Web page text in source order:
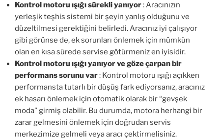
Kontrol motoru ışığı sürekli yanıyor: Aracınızın
yerleşik teşhis sistemi bir şeyin yanlış olduğunu ve
düzeltilmesi gerektiğini belirledi. Aracınız iyi çalışıyor
gibi görünse de, ek sorunları önlemek için mümkün
olan en kısa sürede servise götürmeniz en iyisidir.
Kontrol motoru ışığı yanıyor ve göze çarpan bir
performans sorunu var: Kontrol motoru ışığı açıkken
performansta tutarlı bir düşüş fark ediyorsanız, aracınız
ek hasarı önlemek için otomatik olarak bir “gevşek
moda” girmiş olabilir. Bu durumda, motora herhangi bir
zarar gelmesini önlemek için doğrudan servis
merkezimize gelmeli veya aracı çektirmelisiniz.